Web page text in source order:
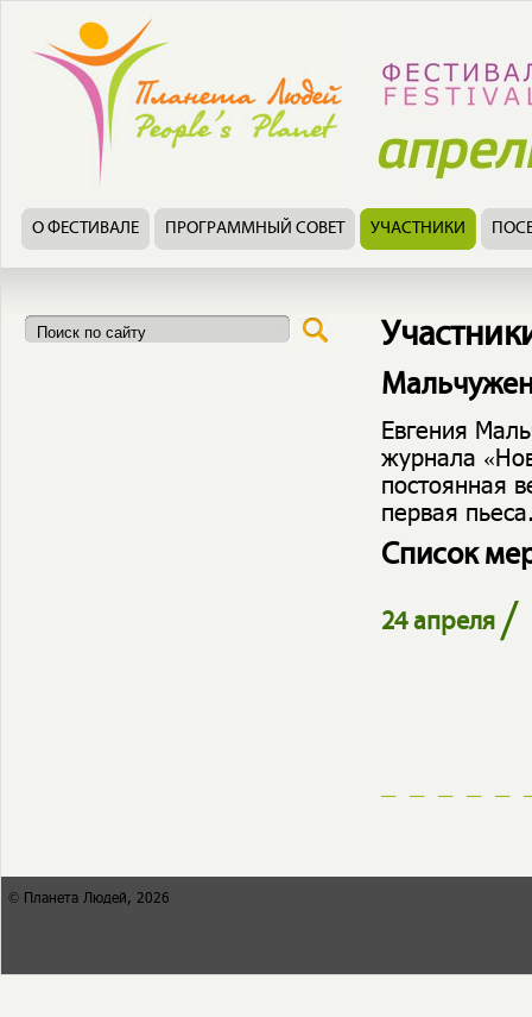
О ФЕСТИВАЛЕ ПРОГРАММНЫЙ СОВЕТ УЧАСТНИКИ
Евгения
журнала
постоянная
первая
Список
24 апреля/
© Планета Людей, 2026